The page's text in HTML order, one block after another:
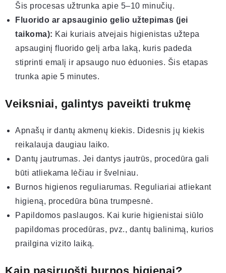
Šis procesas užtrunka apie 5–10 minučių.
Fluorido ar apsauginio gelio užtepimas (jei
taikoma): Kai kuriais atvejais higienistas užtepa
apsauginį fluorido gelį arba laką, kuris padeda
stiprinti emalį ir apsaugo nuo ėduonies. Šis etapas
trunka apie 5 minutes.
Veiksniai, galintys paveikti trukmę
Apnašų ir dantų akmenų kiekis. Didesnis jų kiekis
reikalauja daugiau laiko.
Dantų jautrumas. Jei dantys jautrūs, procedūra gali
būti atliekama lėčiau ir švelniau.
Burnos higienos reguliarumas. Reguliariai atliekant
higieną, procedūra būna trumpesnė.
Papildomos paslaugos. Kai kurie higienistai siūlo
papildomas procedūras, pvz., dantų balinimą, kurios
prailgina vizito laiką.